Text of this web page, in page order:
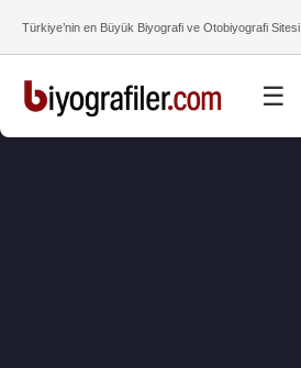
Türkiye’nin en Büyük Biyografi ve Otobiyografi Sitesi
☰